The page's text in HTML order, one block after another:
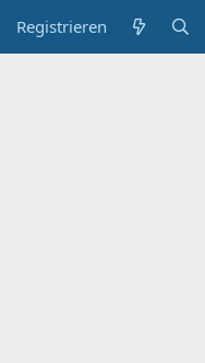
Registrieren